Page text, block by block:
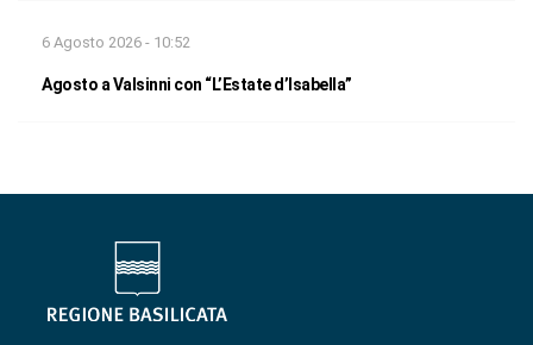
6 Agosto 2026 - 10:52
Agosto a Valsinni con “L’Estate d’Isabella”